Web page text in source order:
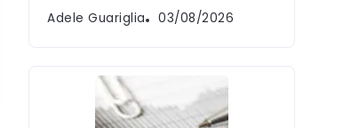
Adele Guariglia 03/08/2026